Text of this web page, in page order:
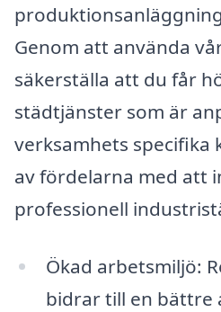
Genom att använda
säkerställa att du får
städtjänster som är
verksamhets specifika
av fördelarna med att
professionell
Ökad arbetsmiljö:
bidrar till en bättre